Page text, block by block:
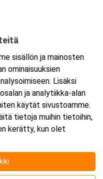
sisällön ja mainosten
ominaisuuksien
Lisäksi
ja analytiikka-alan
käytät sivustoamme.
tietoja muihin tietoihin,
kerätty, kun olet